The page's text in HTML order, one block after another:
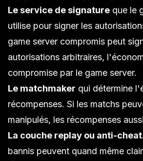
Le service de signature que le
utilise pour signer les
game server compromis peut
autorisations arbitraires,
compromise par le game server.
Le matchmaker qui détermine
récompenses. Si les matchs
manipulés, les récompenses
La couche replay ou anti-
bannis peuvent quand même